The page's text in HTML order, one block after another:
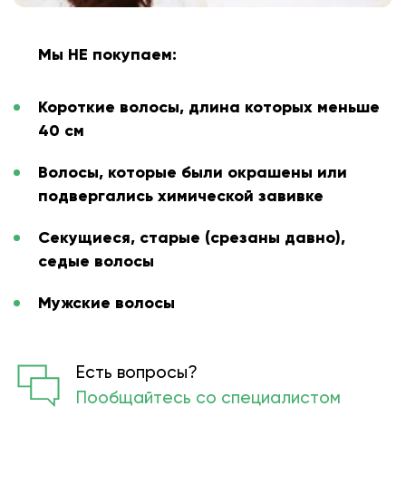
Мы НЕ покупаем:
Короткие волосы, длина которых меньше
40 см
Волосы, которые были окрашены или
подвергались химической завивке
Секущиеся, старые (срезаны давно),
седые волосы
Мужские волосы
Есть вопросы?
Пообщайтесь со специалистом